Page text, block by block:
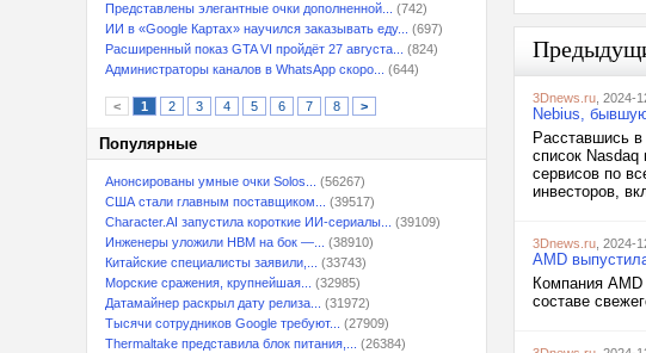
Представлены элегантные очки дополненной...
(742)
ИИ в «Google Картах» научился заказывать еду...
(697)
Расширенный показ GTA VI пройдёт 27 августа...
(824)
Администраторы каналов в WhatsApp скоро...
(644)
< 1 2 3 4 5 6 7 8 >
Популярные
Анонсированы умные очки Solos...
(56267)
США стали главным поставщиком...
(39517)
Character.AI запустила короткие ИИ-сериалы...
(39109)
Инженеры уложили HBM на бок —...
(38910)
Китайские специалисты заявили,...
(33743)
Морские сражения, крупнейшая...
(32985)
Датамайнер раскрыл дату релиза...
(31972)
Тысячи сотрудников Google требуют...
(27909)
Thermaltake представила блок питания,...
(26384)
3Dnews.ru , 2024-
Nebius,
Расставшись
список
сервисов по
инвесторов,
3Dnews.ru , 2024-
AMD
Компания
составе